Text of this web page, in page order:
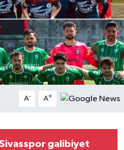
A- A+
galibiyet